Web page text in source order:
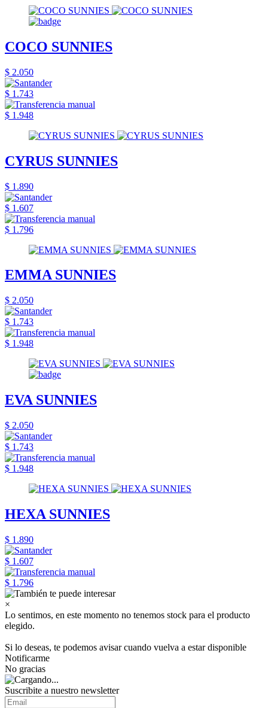
COCO SUNNIES
$ 2.050
$ 1.743
$ 1.948
CYRUS SUNNIES
$ 1.890
$ 1.607
$ 1.796
EMMA SUNNIES
$ 2.050
$ 1.743
$ 1.948
EVA SUNNIES
$ 2.050
$ 1.743
$ 1.948
HEXA SUNNIES
$ 1.890
$ 1.607
$ 1.796
×
Lo sentimos, en este momento no tenemos stock para el producto
elegido.
Si lo deseas, te podemos avisar cuando vuelva a estar disponible
Notificarme
No gracias
Suscribite a nuestro newsletter